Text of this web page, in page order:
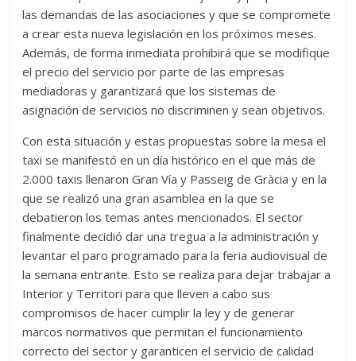
las demandas de las asociaciones y que se compromete
a crear esta nueva legislación en los próximos meses.
Además, de forma inmediata prohibirá que se modifique
el precio del servicio por parte de las empresas
mediadoras y garantizará que los sistemas de
asignación de servicios no discriminen y sean objetivos.
Con esta situación y estas propuestas sobre la mesa el
taxi se manifestó en un día histórico en el que más de
2.000 taxis llenaron Gran Vía y Passeig de Gràcia y en la
que se realizó una gran asamblea en la que se
debatieron los temas antes mencionados. El sector
finalmente decidió dar una tregua a la administración y
levantar el paro programado para la feria audiovisual de
la semana entrante. Esto se realiza para dejar trabajar a
Interior y Territori para que lleven a cabo sus
compromisos de hacer cumplir la ley y de generar
marcos normativos que permitan el funcionamiento
correcto del sector y garanticen el servicio de calidad